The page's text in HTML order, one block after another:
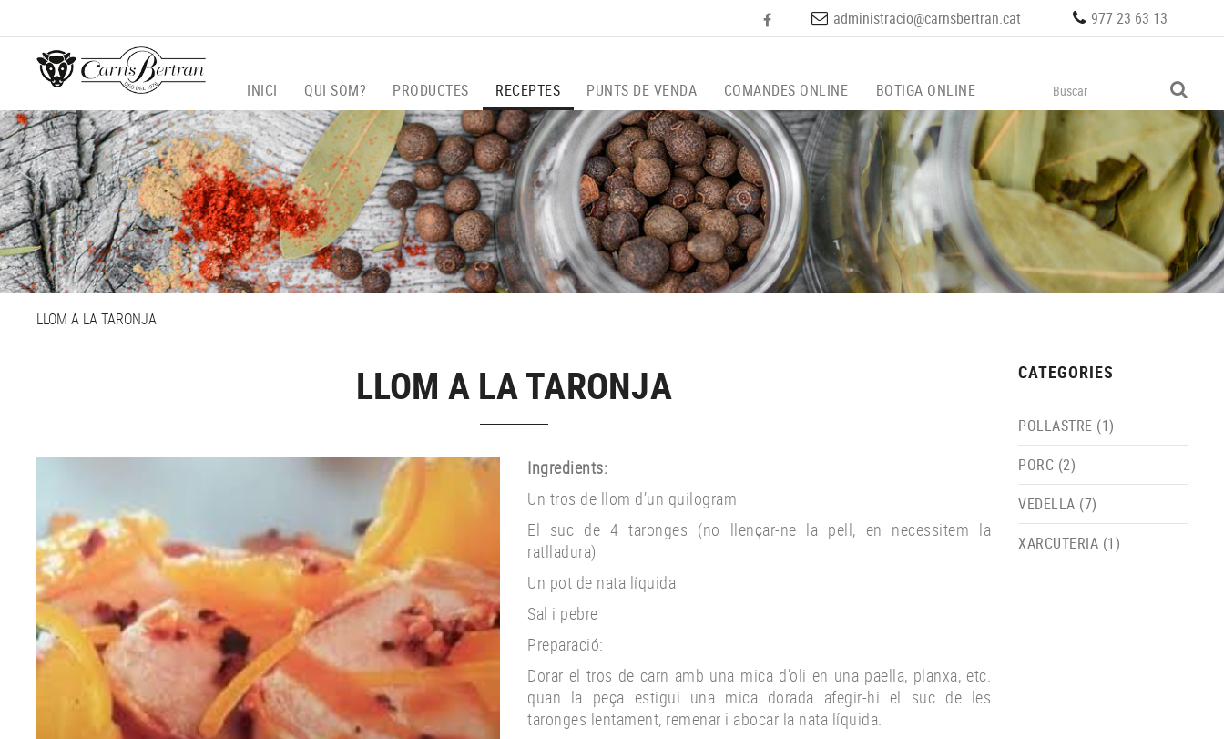
977 23 63 13
administracio@carnsbertran.cat
INICI QUI SOM? PRODUCTES RECEPTES PUNTS DE VENDA COMANDES ONLINE BOTIGA ONLINE
LLOM A LA TARONJA
LLOM A LA TARONJA
Ingredients:
Un tros de llom d’un quilogram
El suc de 4 taronges (no llençar-ne la pell, en necessitem la
ratlladura)
Un pot de nata líquida
Sal i pebre
Preparació:
Dorar el tros de carn amb una mica d’oli en una paella, planxa, etc.
quan la peça estigui una mica dorada afegir-hi el suc de les
taronges lentament, remenar i abocar la nata líquida.
CATEGORIES
POLLASTRE (1)
PORC (2)
VEDELLA (7)
XARCUTERIA (1)